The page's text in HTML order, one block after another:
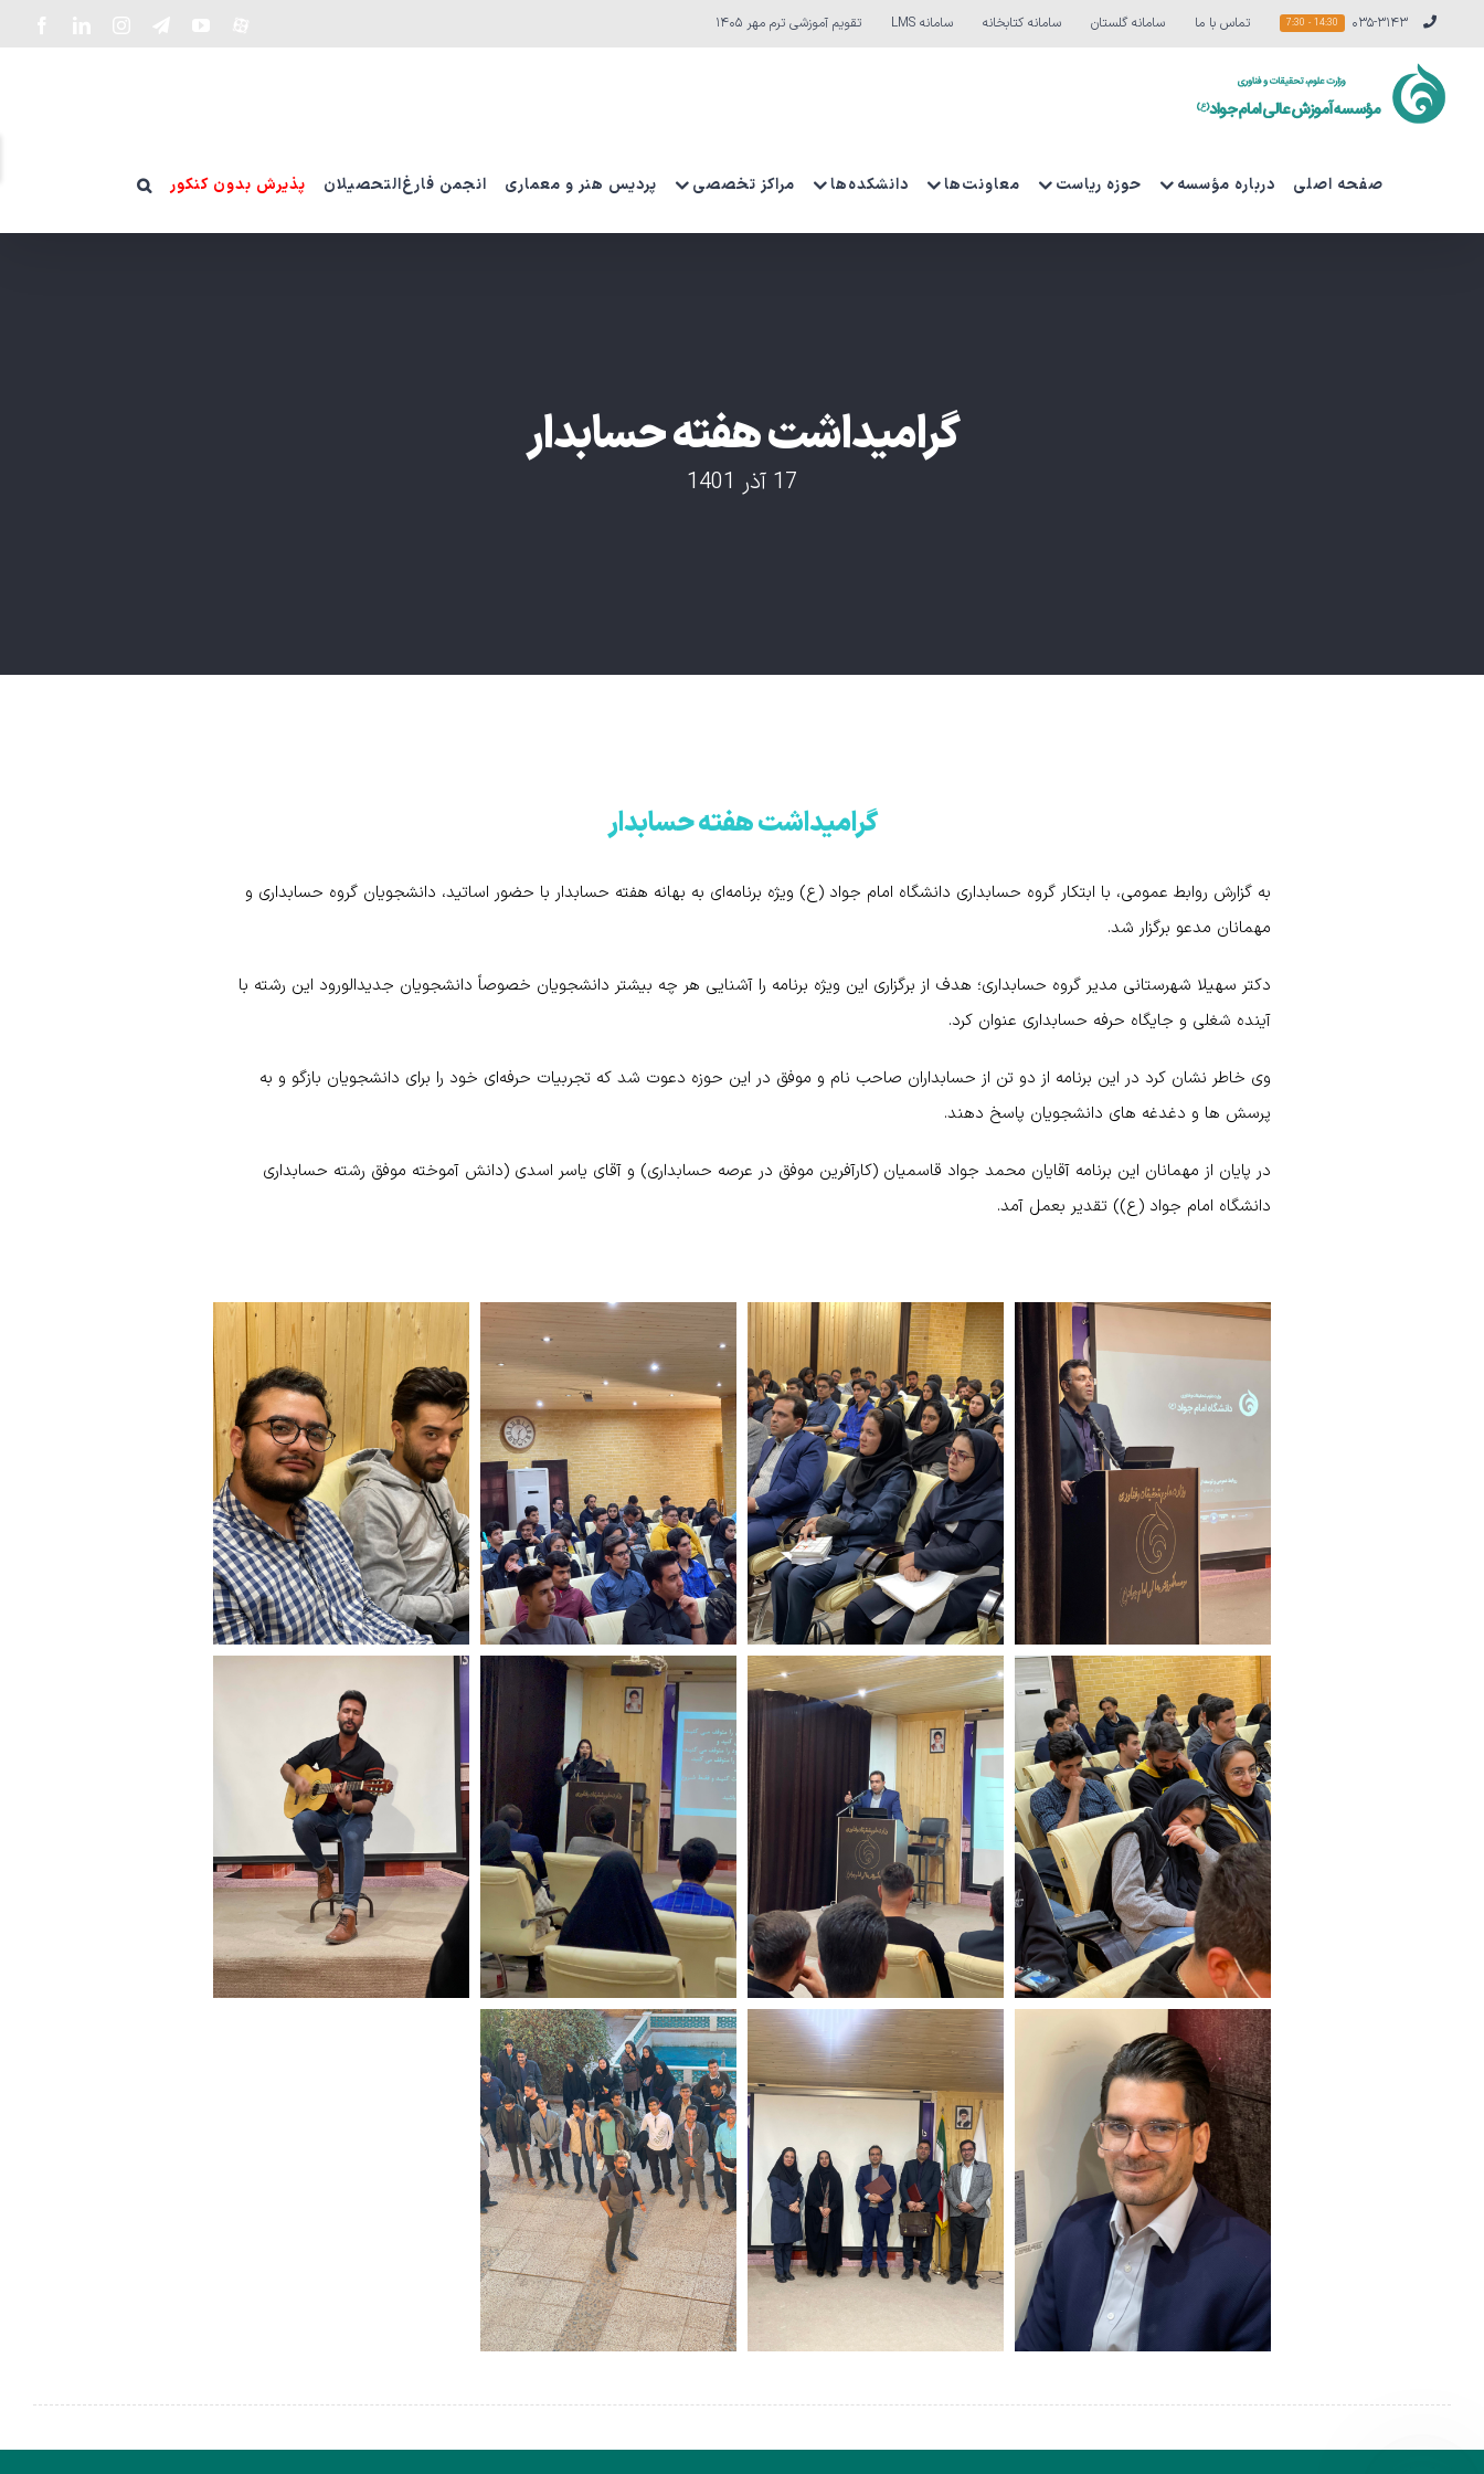
content
۰۳۵-۳۱۴۳ 14:30 - 7:30 تماس با ما سامانه گلستان سامانه کتابخانه سامانه LMS تقویم آموزشی ترم مهر ۱۴۰۵ YouTubeسفارشی
صفحه اصلی درباره مؤسسه حوزه ریاست معاونت‌ها دانشکده‌ها مراکز تخصصی پردیس هنر و معماری انجمن فارغ‌التحصیلان پذیرش بدون کنکور
گرامیداشت هفته حسابدار
17 آذر 1401
گرامیداشت هفته حسابدار
به گزارش روابط عمومی، با ابتکار گروه حسابداری دانشگاه امام جواد (ع) ویژه برنامه‌ای به بهانه هفته حسابدار با حضور اساتید، دانشجویان گروه حسابداری و
مهمانان مدعو برگزار شد.
دکتر سهیلا شهرستانی مدیر گروه حسابداری؛ هدف از برگزاری این ویژه برنامه را آشنایی هر چه بیشتر دانشجویان خصوصاً دانشجویان جدیدالورود این رشته با
آینده شغلی و جایگاه حرفه حسابداری عنوان کرد.
وی خاطر نشان کرد در این برنامه از دو تن از حسابداران صاحب نام و موفق در این حوزه دعوت شد که تجربیات حرفه‌ای خود را برای دانشجویان بازگو و به
پرسش ها و دغدغه های دانشجویان پاسخ دهند.
در پایان از مهمانان این برنامه آقایان محمد جواد قاسمیان (کارآفرین موفق در عرصه حسابداری) و آقای یاسر اسدی (دانش آموخته موفق رشته حسابداری
دانشگاه امام جواد (ع)) تقدیر بعمل آمد.